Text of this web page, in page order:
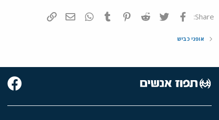
Share: פייסבוק Twitter
Reddit
Pinterest
Tumblr
WhatsAppדואר אלקטרוני
אופני כביש